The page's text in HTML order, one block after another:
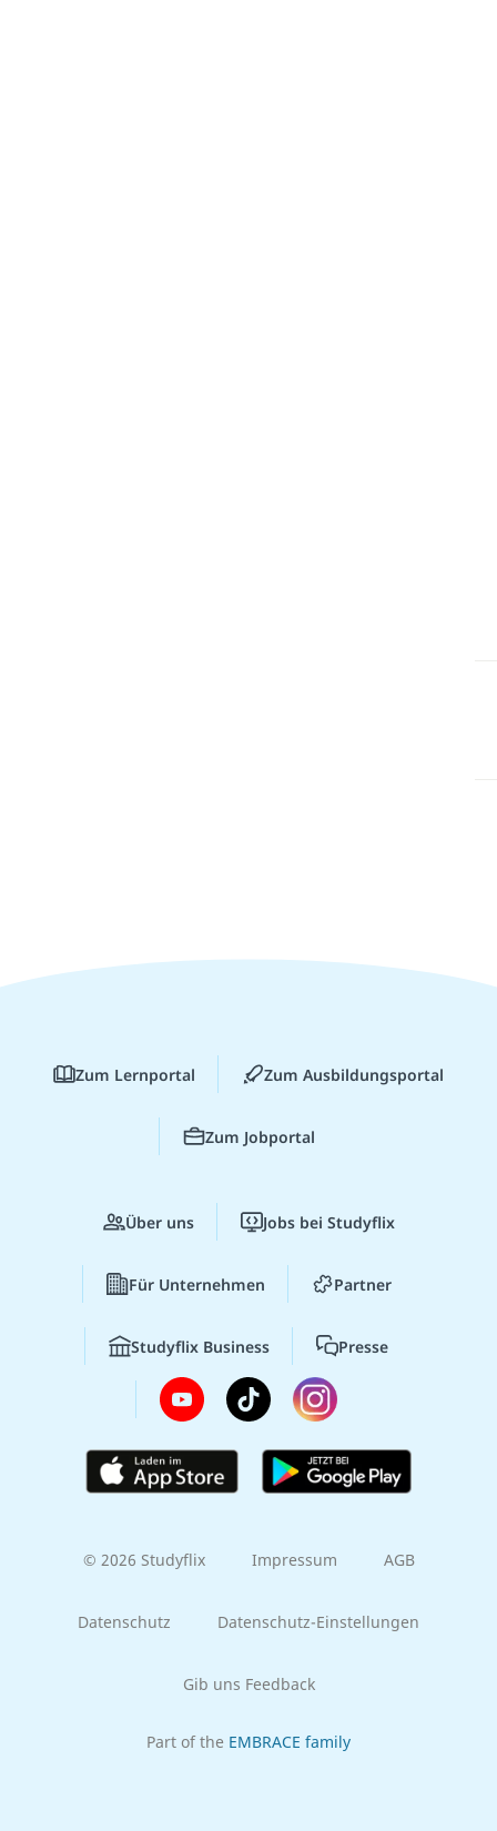
Zum Lernportal Zum Ausbildungsportal
Zum Jobportal
Über uns Jobs bei Studyflix
Für Unternehmen Partner
Studyflix Business Presse
© 2026 Studyflix Impressum AGB
Datenschutz Datenschutz-Einstellungen
Gib uns Feedback
Part of the EMBRACE family